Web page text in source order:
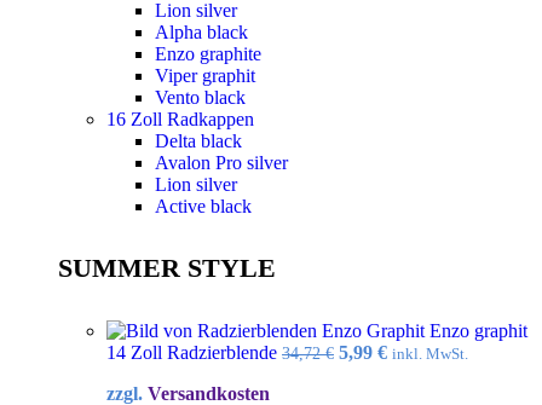
Lion silver
Alpha black
Enzo graphite
Viper graphit
Vento black
16 Zoll Radkappen
Delta black
Avalon Pro silver
Lion silver
Active black
SUMMER STYLE
Enzo graphit
14 Zoll Radzierblende 34,72€ Ursprünglicher
5,99 €Aktueller
inkl. MwSt.
zzgl. Versandkosten